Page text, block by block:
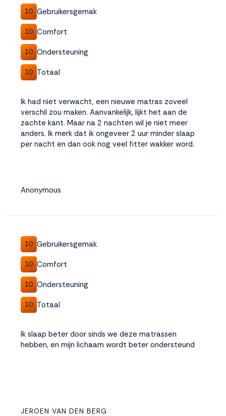
10 Gebruikersgemak
10 Comfort
10 Ondersteuning
10 Totaal
Ik had niet verwacht, een nieuwe matras zoveel
verschil zou maken. Aanvankelijk, lijkt het aan de
zachte kant. Maar na 2 nachten wil je niet meer
anders. Ik merk dat ik ongeveer 2 uur minder slaap
per nacht en dan ook nog veel fitter wakker word.
Anonymous
10 Gebruikersgemak
10 Comfort
10 Ondersteuning
10 Totaal
Ik slaap beter door sinds we deze matrassen
hebben, en mijn lichaam wordt beter ondersteund
JEROEN VAN DEN BERG